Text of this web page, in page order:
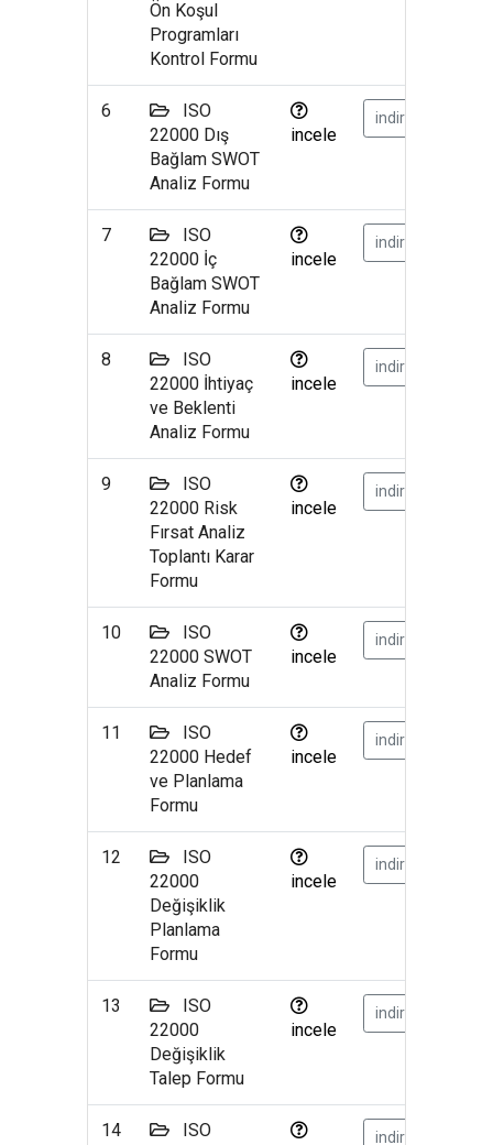
Ön Koşul
Programları
Kontrol Formu
6
ISO
22000 Dış
Bağlam SWOT
Analiz Formu
incele
indir
7
ISO
22000 İç
Bağlam SWOT
Analiz Formu
incele
indir
8
ISO
22000 İhtiyaç
ve Beklenti
Analiz Formu
incele
indir
9
ISO
22000 Risk
Fırsat Analiz
Toplantı Karar
Formu
incele
indir
10
ISO
22000 SWOT
Analiz Formu
incele
indir
11
ISO
22000 Hedef
ve Planlama
Formu
incele
indir
12
ISO
22000
Değişiklik
Planlama
Formu
incele
indir
13
ISO
22000
Değişiklik
Talep Formu
incele
indir
14
ISO
indir